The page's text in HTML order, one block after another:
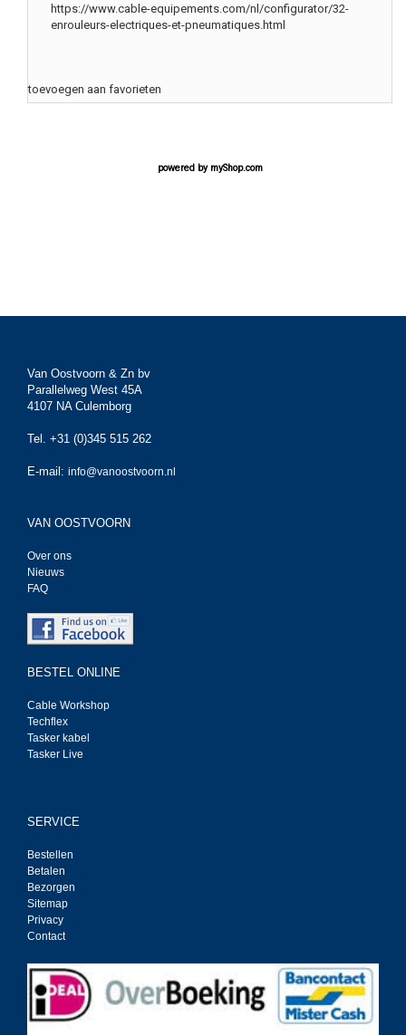
https://www.cable-equipements.com/nl/configurator/32-
enrouleurs-electriques-et-pneumatiques.html
toevoegen aan favorieten
powered by myShop.com
Van Oostvoorn & Zn bv
Parallelweg West 45A
4107 NA Culemborg
Tel. +31 (0)345 515 262
E-mail: info@vanoostvoorn.nl
VAN OOSTVOORN
Over ons
Nieuws
FAQ
BESTEL ONLINE
Cable Workshop
Techflex
Tasker kabel
Tasker Live
SERVICE
Bestellen
Betalen
Bezorgen
Sitemap
Privacy
Contact